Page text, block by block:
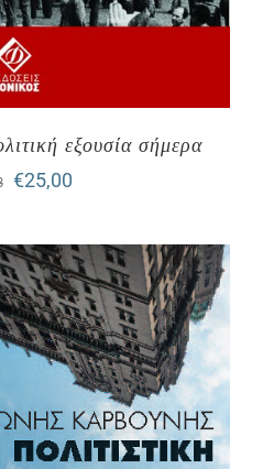
εξουσία σήμερα
Original
was:
€29,68.
€25,00Η
τιμή
είναι:
€25,00.